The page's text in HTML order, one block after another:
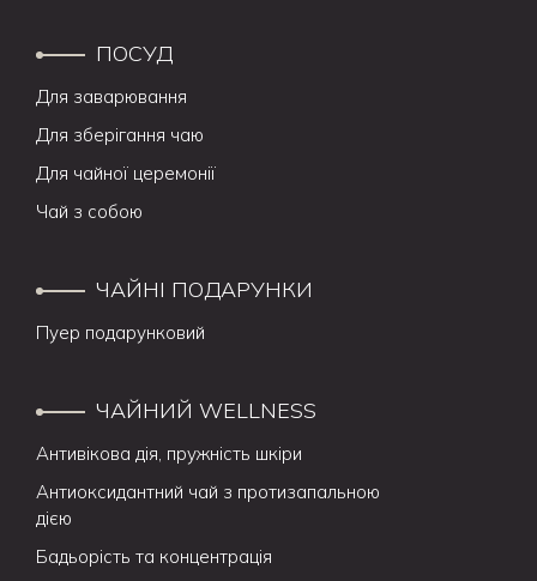
ПОСУД
Для заварювання
Для зберігання чаю
Для чайної церемонії
Чай з собою
ЧАЙНІ ПОДАРУНКИ
Пуер подарунковий
ЧАЙНИЙ WELLNESS
Антивікова дія, пружність шкіри
Антиоксидантний чай з протизапальною
дією
Бадьорість та концентрація